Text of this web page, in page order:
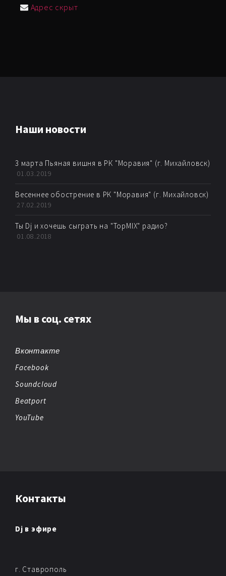
Адрес скрыт
Наши новости
3 марта Пьяная вишня в РК "Моравия" (г. Михайловск)
01.03.2019
Весеннее обострение в РК "Моравия" (г. Михайловск)
27.02.2019
Ты Dj и хочешь сыграть на "TopMIX" радио?
01.08.2018
Мы в соц. сетях
Вконтакте
Facebook
Soundcloud
Beatport
YouTube
Контакты
Dj в эфире
г. Ставрополь